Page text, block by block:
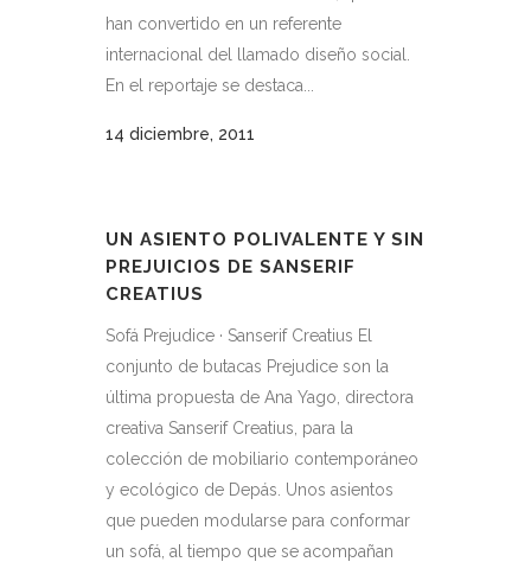
han convertido en un referente
internacional del llamado diseño social.
En el reportaje se destaca...
14 diciembre, 2011
UN ASIENTO POLIVALENTE Y SIN
PREJUICIOS DE SANSERIF
CREATIUS
Sofá Prejudice · Sanserif Creatius El
conjunto de butacas Prejudice son la
última propuesta de Ana Yago, directora
creativa Sanserif Creatius, para la
colección de mobiliario contemporáneo
y ecológico de Depás. Unos asientos
que pueden modularse para conformar
un sofá, al tiempo que se acompañan